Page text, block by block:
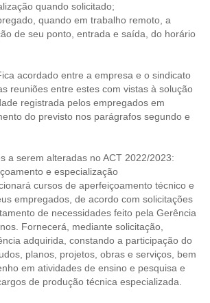
quando solicitado;
quando em trabalho remoto, a
de seu ponto, entrada e saída, do horário
acordado entre a empresa e o sindicato
reuniões entre estes com vistas à solução
registrada pelos empregados em
do previsto nos parágrafos segundo e
a serem alteradas no ACT 2022/2023:
e especialização
cursos de aperfeiçoamento técnico e
empregados, de acordo com solicitações
de necessidades feito pela Gerência
Fornecerá, mediante solicitação,
adquirida, constando a participação do
planos, projetos, obras e serviços, bem
em atividades de ensino e pesquisa e
de produção técnica especializada.